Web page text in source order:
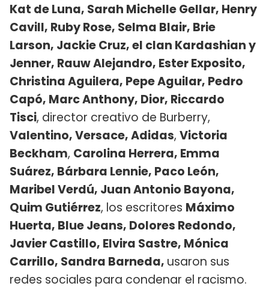
Kat de Luna, Sarah Michelle Gellar, Henry
Cavill, Ruby Rose, Selma Blair, Brie
Larson, Jackie Cruz, el clan Kardashian y
Jenner, Rauw Alejandro, Ester Exposito,
Christina Aguilera, Pepe Aguilar, Pedro
Capó, Marc Anthony, Dior, Riccardo
Tisci, director creativo de Burberry,
Valentino, Versace,Adidas, Victoria
Beckham, Carolina Herrera, Emma
Suárez, Bárbara Lennie, Paco León,
Maribel Verdú, Juan Antonio Bayona,
Quim Gutiérrez​, los escritores Máximo
Huerta, Blue Jeans, Dolores Redondo,
Javier Castillo, Elvira Sastre, Mónica
Carrillo, Sandra Barneda, usaron sus
redes sociales para condenar el racismo.